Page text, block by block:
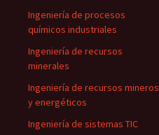
Ingeniería de procesos
químicos industriales
Ingeniería de recursos
minerales
Ingeniería de recursos mineros
y energéticos
Ingeniería de sistemas TIC